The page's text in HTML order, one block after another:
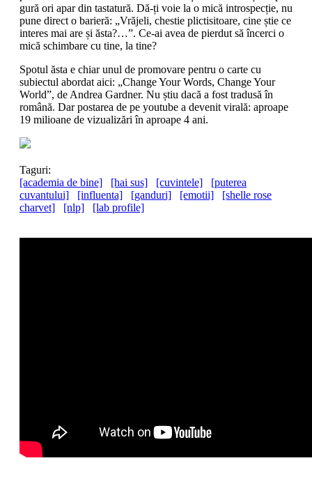
gură ori apar din tastatură. Dă-ți voie la o mică introspecție, nu
pune direct o barieră: „Vrăjeli, chestie plictisitoare, cine știe ce
interes mai are și ăsta?…”. Ce-ai avea de pierdut să încerci o
mică schimbare cu tine, la tine?
Spotul ăsta e chiar unul de promovare pentru o carte cu
subiectul abordat aici: „Change Your Words, Change Your
World”, de Andrea Gardner. Nu știu dacă a fost tradusă în
română. Dar postarea de pe youtube a devenit virală: aproape
19 milioane de vizualizări în aproape 4 ani.
Taguri:
[academia de bine]
[hai sus] [cuvintele]
[puterea
cuvantului]
[influenta] [ganduri] [emotii]
[shelle rose
charvet]
[nlp] [lab profile]